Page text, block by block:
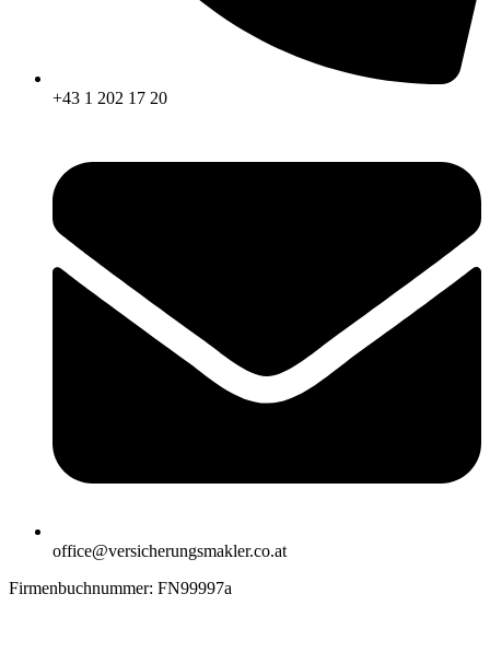
+43 1 202 17 20
office@versicherungsmakler.co.at
Firmenbuchnummer: FN99997a